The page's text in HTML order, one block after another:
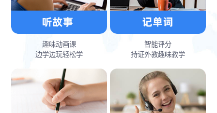
趣味动画课
边学边玩轻松学
智能评分
持证外教趣味教学